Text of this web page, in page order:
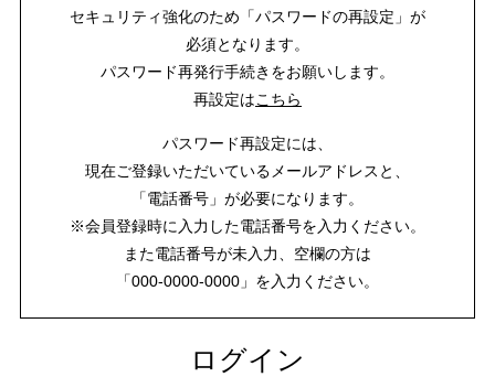
セキュリティ強化のため「パスワードの再設定」が
必須となります。
パスワード再発行手続きをお願いします。
再設定はこちら
パスワード再設定には、
現在ご登録いただいているメールアドレスと、
「電話番号」が必要になります。
※会員登録時に入力した電話番号を入力ください。
また電話番号が未入力、空欄の方は
「000-0000-0000」を入力ください。
ログイン